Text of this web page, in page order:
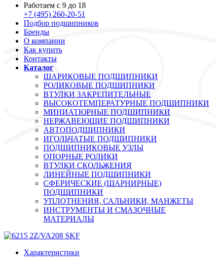
Работаем с 9 до 18
+7 (495) 260-20-51
Подбор подшипников
Бренды
О компании
Как купить
Контакты
Каталог
ШАРИКОВЫЕ ПОДШИПНИКИ
РОЛИКОВЫЕ ПОДШИПНИКИ
ВТУЛКИ ЗАКРЕПИТЕЛЬНЫЕ
ВЫСОКОТЕМПЕРАТУРНЫЕ ПОДШИПНИКИ
МИНИАТЮРНЫЕ ПОДШИПНИКИ
НЕРЖАВЕЮЩИЕ ПОДШИПНИКИ
АВТОПОДШИПНИКИ
ИГОЛЬЧАТЫЕ ПОДШИПНИКИ
ПОДШИПНИКОВЫЕ УЗЛЫ
ОПОРНЫЕ РОЛИКИ
ВТУЛКИ СКОЛЬЖЕНИЯ
ЛИНЕЙНЫЕ ПОДШИПНИКИ
СФЕРИЧЕСКИЕ (ШАРНИРНЫЕ)
ПОДШИПНИКИ
УПЛОТНЕНИЯ, САЛЬНИКИ, МАНЖЕТЫ
ИНСТРУМЕНТЫ И СМАЗОЧНЫЕ
МАТЕРИАЛЫ
Характеристики